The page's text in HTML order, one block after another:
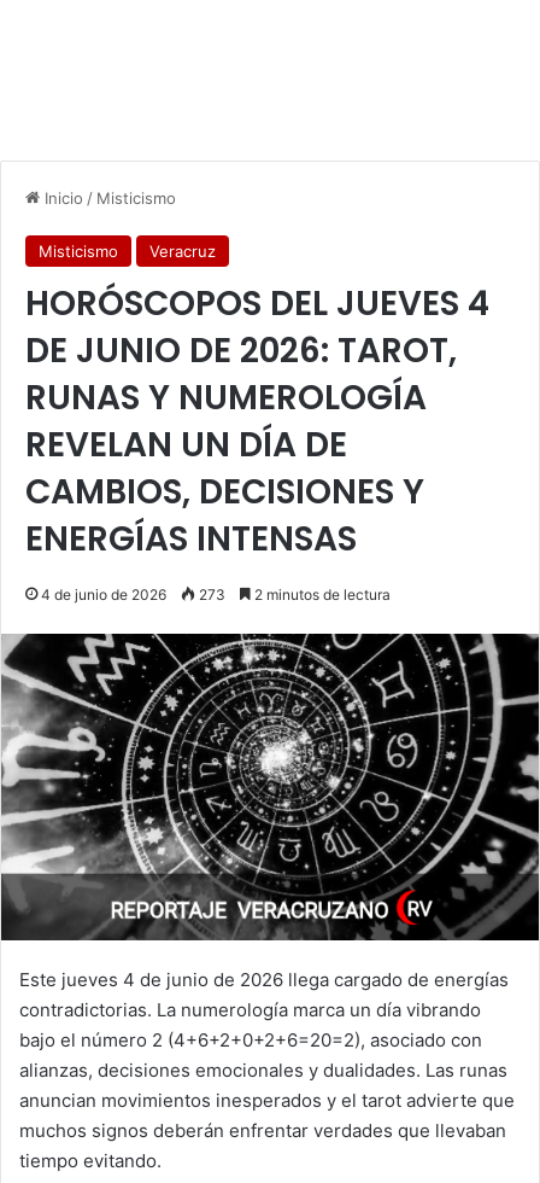
Inicio / Misticismo
Misticismo Veracruz
HORÓSCOPOS DEL JUEVES 4
DE JUNIO DE 2026: TAROT,
RUNAS Y NUMEROLOGÍA
REVELAN UN DÍA DE
CAMBIOS, DECISIONES Y
ENERGÍAS INTENSAS
4 de junio de 2026 273 2 minutos de lectura
Este jueves 4 de junio de 2026 llega cargado de energías
contradictorias. La numerología marca un día vibrando
bajo el número 2 (4+6+2+0+2+6=20=2), asociado con
alianzas, decisiones emocionales y dualidades. Las runas
anuncian movimientos inesperados y el tarot advierte que
muchos signos deberán enfrentar verdades que llevaban
tiempo evitando.